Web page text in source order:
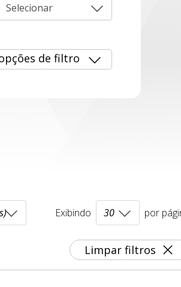
Selecionar
de filtro
Limpar filtros
Exibindo por